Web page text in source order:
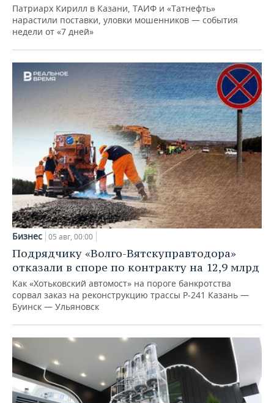
Патриарх Кирилл в Казани, ТАИФ и «Татнефть»
нарастили поставки, уловки мошенников — события
недели от «7 дней»
Бизнес 05 авг, 00:00
Подрядчику «Волго-Вятскуправтодора»
отказали в споре по контракту на 12,9 млрд
Как «Хотьковский автомост» на пороге банкротства
сорвал заказ на реконструкцию трассы Р‑241 Казань —
Буинск — Ульяновск